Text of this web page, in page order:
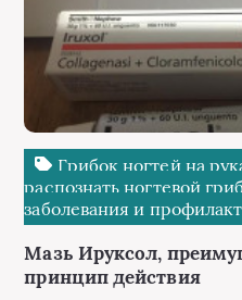
Грибок ногтей на
распознать ногтевой
заболевания и
Мазь Ируксол,
принцип действия